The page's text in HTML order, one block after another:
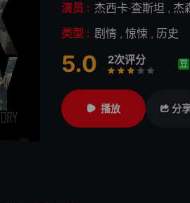
演员 : 杰西卡·查斯坦 , 杰
类型 : 剧情 , 惊悚 , 历史
5.0 2次评分
很差
较差还行推荐
力荐
豆
播放 分